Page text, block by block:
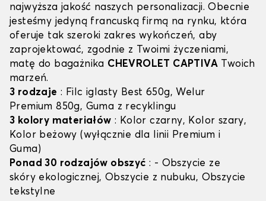
najwyższa jakość naszych personalizacji. Obecnie
jesteśmy jedyną francuską firmą na rynku, która
oferuje tak szeroki zakres wykończeń, aby
zaprojektować, zgodnie z Twoimi życzeniami,
matę do bagażnika CHEVROLET CAPTIVA Twoich
marzeń.
3 rodzaje : Filc iglasty Best 650g, Welur
Premium 850g, Guma z recyklingu
3 kolory materiałów : Kolor czarny, Kolor szary,
Kolor beżowy (wyłącznie dla linii Premium i
Guma)
Ponad 30 rodzajów obszyć : - Obszycie ze
skóry ekologicznej, Obszycie z nubuku, Obszycie
tekstylne